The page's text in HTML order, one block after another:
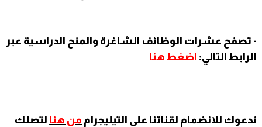
- تصفح عشرات الوظائف الشاغرة والمنح الدراسية عبر
الرابط التالي: اضغط هنا
ندعوك للانضمام لقناتنا على التيليجرام من هنا لتصلك